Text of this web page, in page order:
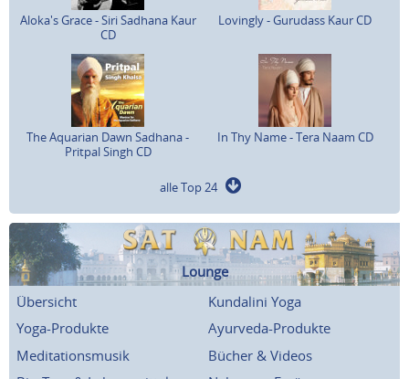
Aloka's Grace - Siri Sadhana Kaur
CD
Lovingly - Gurudass Kaur CD
The Aquarian Dawn Sadhana -
Pritpal Singh CD
In Thy Name - Tera Naam CD
alle Top 24
Lounge
Übersicht
Kundalini Yoga
Yoga-Produkte
Ayurveda-Produkte
Meditationsmusik
Bücher & Videos